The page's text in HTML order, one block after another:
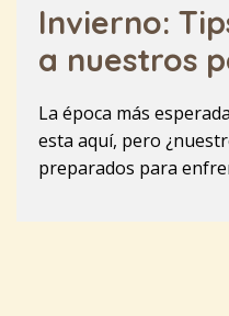
Invierno:
a nuestros
La época más
esta aquí, pero
preparados para